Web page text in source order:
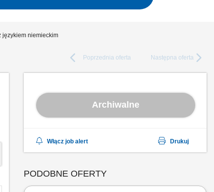
językiem niemieckim
Poprzednia oferta Następna oferta
Archiwalne
Włącz job alert Drukuj
PODOBNE OFERTY